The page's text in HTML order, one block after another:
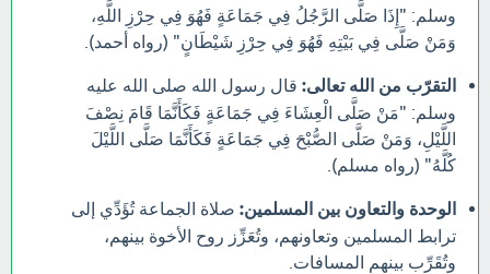
وسلم: "إِذَا صَلَّى الرَّجُلُ فِي جَمَاعَةٍ فَهُوَ فِي حِرْزِ اللَّهِ،
وَمَنْ صَلَّى فِي بَيْتِهِ فَهُوَ فِي حِرْزِ شَيْطَانٍ" (رواه أحمد).
التقرّب من الله تعالى: قال رسول الله صلى الله عليه
وسلم: "مَنْ صَلَّى الْعِشَاءَ فِي جَمَاعَةٍ فَكَأَنَّمَا قَامَ نِصْفَ
اللَّيْلِ، وَمَنْ صَلَّى الصُّبْحَ فِي جَمَاعَةٍ فَكَأَنَّمَا صَلَّى اللَّيْلَ
كُلَّهُ" (رواه مسلم).
الوحدة والتعاون بين المسلمين: صلاة الجماعة تُؤَدِّي إلى
ترابط المسلمين وتعاونهم، وتُعَزِّز روح الأخوة بينهم،
وتُقَرِّب بينهم المسافات.